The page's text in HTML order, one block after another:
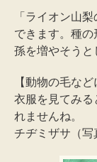
「ライオン山
できます。種
孫を増やそうと
【動物の毛な
衣服を見てみ
れませんね。
チヂミザサ（写